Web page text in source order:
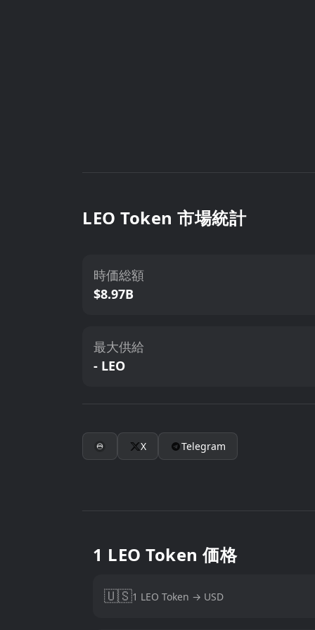
LEO Token 市場統計
時価総額
$8.97B
最大供給
- LEO
X Telegram
1 LEO Token 価格
🇺🇸1 LEO Token → USD